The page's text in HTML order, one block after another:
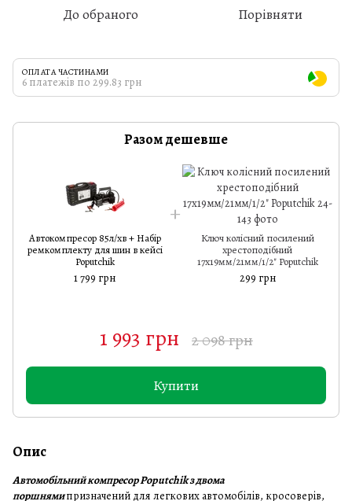
До обраного Порівняти
ОПЛАТА ЧАСТИНАМИ
6 платежів по 299.83 грн
Разом дешевше
Автокомпресор 85л/хв + Набір
ремкомплекту для шин в кейсі
Poputchik
1 799 грн
Ключ колісний посилений
хрестоподібний
17х19мм/21мм/1/2" Poputchik
299 грн
1 993 грн 2 098 грн
Купити
Опис
Автомобільний компресор Poputchik з двома
поршнямипризначений для легкових автомобілів, кросоверів,